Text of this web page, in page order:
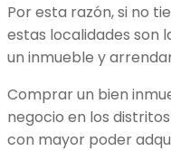
Por esta razón, si no
estas localidades son
un inmueble y
Comprar un bien
negocio en los
con mayor poder